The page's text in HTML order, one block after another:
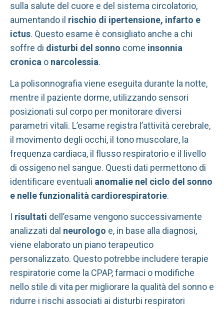
sulla salute del cuore e del sistema circolatorio,
aumentando il rischio di ipertensione, infarto e
ictus. Questo esame è consigliato anche a chi
soffre di disturbi del sonno come insonnia
cronica o narcolessia.
La polisonnografia viene eseguita durante la notte,
mentre il paziente dorme, utilizzando sensori
posizionati sul corpo per monitorare diversi
parametri vitali. L’esame registra l’attività cerebrale,
il movimento degli occhi, il tono muscolare, la
frequenza cardiaca, il flusso respiratorio e il livello
di ossigeno nel sangue. Questi dati permettono di
identificare eventuali anomalie nel ciclo del sonno
e nelle funzionalità cardiorespiratorie.
I risultati dell’esame vengono successivamente
analizzati dal neurologo e, in base alla diagnosi,
viene elaborato un piano terapeutico
personalizzato. Questo potrebbe includere terapie
respiratorie come la CPAP, farmaci o modifiche
nello stile di vita per migliorare la qualità del sonno e
ridurre i rischi associati ai disturbi respiratori